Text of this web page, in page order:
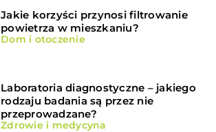
Jakie korzyści przynosi filtrowanie
powietrza w mieszkaniu?
Dom i otoczenie
Laboratoria diagnostyczne – jakiego
rodzaju badania są przez nie
przeprowadzane?
Zdrowie i medycyna